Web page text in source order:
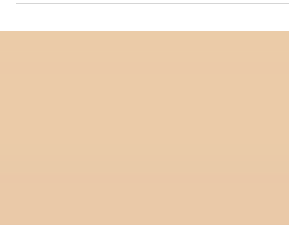
Código Penal, Código Procesal Penal y la
Ley contra el...